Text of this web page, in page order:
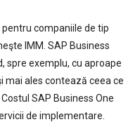
companiile de tip
IMM. SAP Business
spre exemplu, cu aproape
mai ales contează ceea ce
SAP Business One
de implementare.